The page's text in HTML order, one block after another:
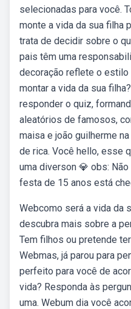
selecionadas para você.
monte a vida da sua filha
trata de decidir sobre o
pais têm uma
decoração reflete o estilo
montar a vida da sua
responder o quiz,
aleatórios de famosos,
maisa e joão guilherme
de rica. Você hello, esse
uma diverson 💎 obs:
festa de 15 anos está
Webcomo será a vida da
descubra mais sobre a
Tem filhos ou pretende
Webmas, já parou para
perfeito para você de
vida? Responda às
uma. Webum dia você